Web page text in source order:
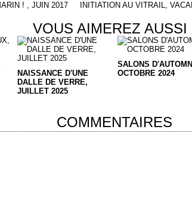
! , JUIN 2017 INITIATION AU VITRAIL,
VOUS AIMEREZ AUSSI
NAISSANCE D'UNE
DALLE DE VERRE,
JUILLET 2025
SALONS
OCTOBRE 2024
COMMENTAIRES